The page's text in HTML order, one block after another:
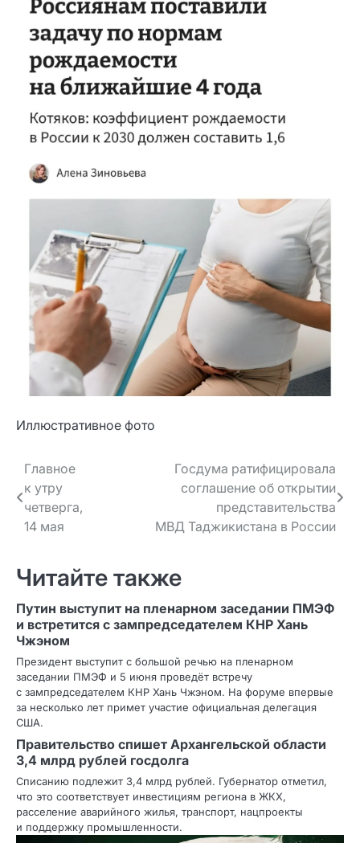
Иллюстративное фото
Навигация
по записям
Главное
к утру
четверга,
14 мая
Госдума ратифицировала
соглашение об открытии
представительства
МВД Таджикистана в России
Читайте также
Путин выступит на пленарном заседании ПМЭФ
и встретится с зампредседателем КНР Хань
Чжэном
Президент выступит с большой речью на пленарном
заседании ПМЭФ и 5 июня проведёт встречу
с зампредседателем КНР Хань Чжэном. На форуме впервые
за несколько лет примет участие официальная делегация
США.
Правительство спишет Архангельской области
3,4 млрд рублей госдолга
Списанию подлежит 3,4 млрд рублей. Губернатор отметил,
что это соответствует инвестициям региона в ЖКХ,
расселение аварийного жилья, транспорт, нацпроекты
и поддержку промышленности.